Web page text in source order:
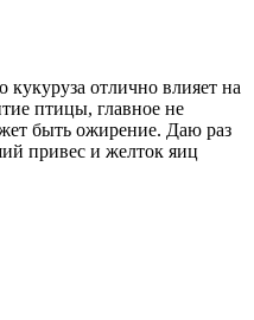
отлично влияет на
птицы, главное не
быть ожирение. Даю раз
привес и желток яиц